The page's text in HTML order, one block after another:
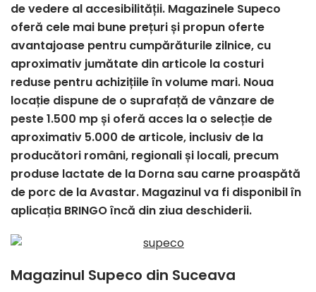
de vedere al accesibilității. Magazinele Supeco
oferă cele mai bune prețuri și propun oferte
avantajoase pentru cumpărăturile zilnice, cu
aproximativ jumătate din articole la costuri
reduse pentru achizițiile în volume mari. Noua
locație dispune de o suprafață de vânzare de
peste 1.500 mp și oferă acces la o selecție de
aproximativ 5.000 de articole, inclusiv de la
producători români, regionali și locali, precum
produse lactate de la Dorna sau carne proaspătă
de porc de la Avastar. Magazinul va fi disponibil în
aplicația BRINGO încă din ziua deschiderii.
Magazinul Supeco din Suceava